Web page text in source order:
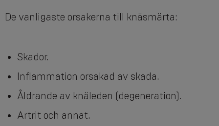
De vanligaste orsakerna till knäsmärta:
Skador.
Inflammation orsakad av skada.
Åldrande av knäleden (degeneration).
Artrit och annat.